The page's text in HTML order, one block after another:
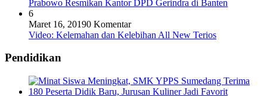
Prabowo Resmikan Kantor DPD Gerindra di Banten
6
Maret 16, 20190 Komentar
Video: Kelemahan dan Kelebihan All New Terios
Pendidikan